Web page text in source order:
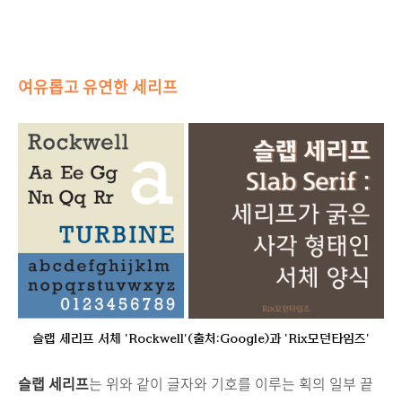
여유롭고 유연한 세리프
슬랩 세리프 서체 'Rockwell'(출처:Google)과 'Rix모던타임즈'
슬랩 세리프는 위와 같이 글자와 기호를 이루는 획의 일부 끝